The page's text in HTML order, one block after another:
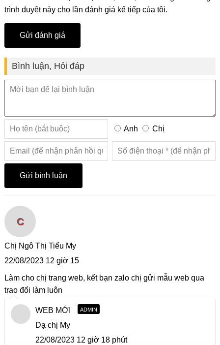
trình duyệt này cho lần đánh giá kế tiếp của tôi.
Bình luận, Hỏi đáp
Anh Chị
C
Chị Ngô Thị Tiểu My
22/08/2023 12 giờ 15
Làm cho chị trang web, kết bạn zalo chị gửi mẫu web qua
trao đổi làm luôn
WEB MỚI ADMIN
Dạ chị My
22/08/2023 12 giờ 18 phút